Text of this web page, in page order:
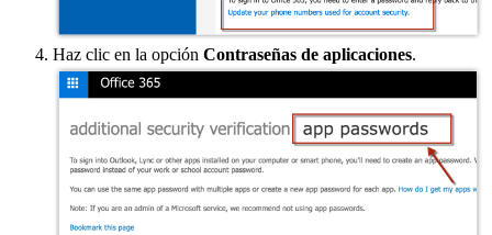
Haz clic en la opción Contraseñas de aplicaciones.